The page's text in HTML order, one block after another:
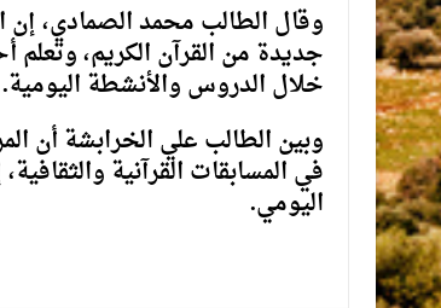
وقال الطالب محمد الصمادي، إن
جديدة من القرآن الكريم، وتعلم
خلال الدروس والأنشطة اليومية.
وبين الطالب علي الخرابشة أن
في المسابقات القرآنية
اليومي.